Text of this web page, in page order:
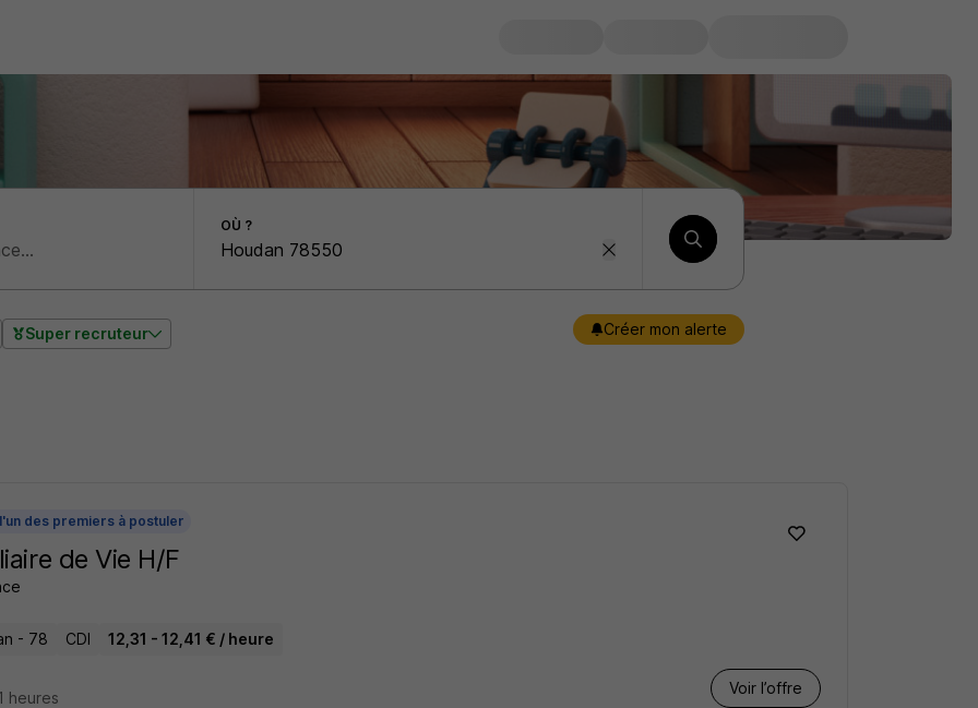
OÙ ?
Super recruteur Créer mon alerte
des premiers à postuler
de Vie H/F
- 78 CDI 12,31 - 12,41 € / heure
Voir l’offre
heures